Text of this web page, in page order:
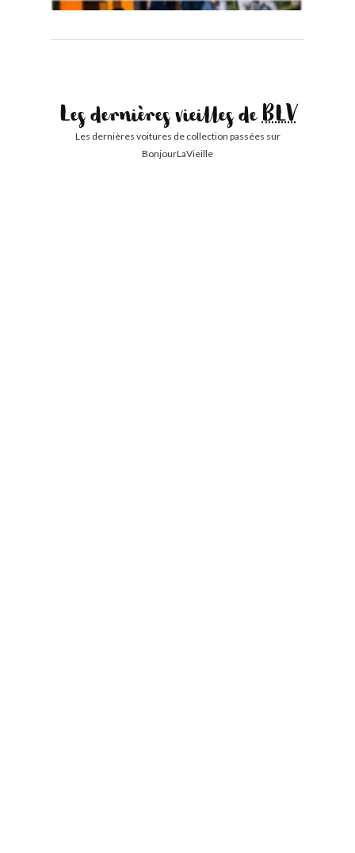
Les dernières vieilles deBLV
Les dernières voitures de collection passées sur
BonjourLaVieille